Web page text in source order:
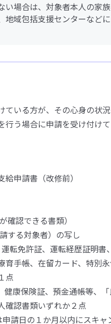
場合は、対象者本人の家
地域包括支援センターなど
ている方が、その心身の状
う場合に申請を受け付けて
申請書（改修前）
確認できる書類）
する対象者）の写し
転免許証、運転経歴証明
育手帳、在留カード、特別
点
健康保険証、預金通帳等、
確認書類いずれか２点
請日の１か月以内にスキャ